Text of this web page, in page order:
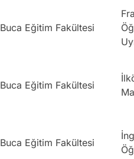
Buca Eğitim Fakültesi
Buca Eğitim Fakültesi
Buca Eğitim Fakültesi